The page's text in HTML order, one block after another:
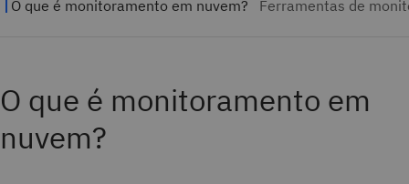
O que é monitoramento em
nuvem?